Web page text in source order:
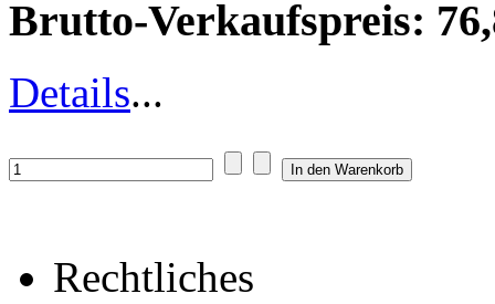
Brutto-Verkaufspreis:
Details...
Rechtliches